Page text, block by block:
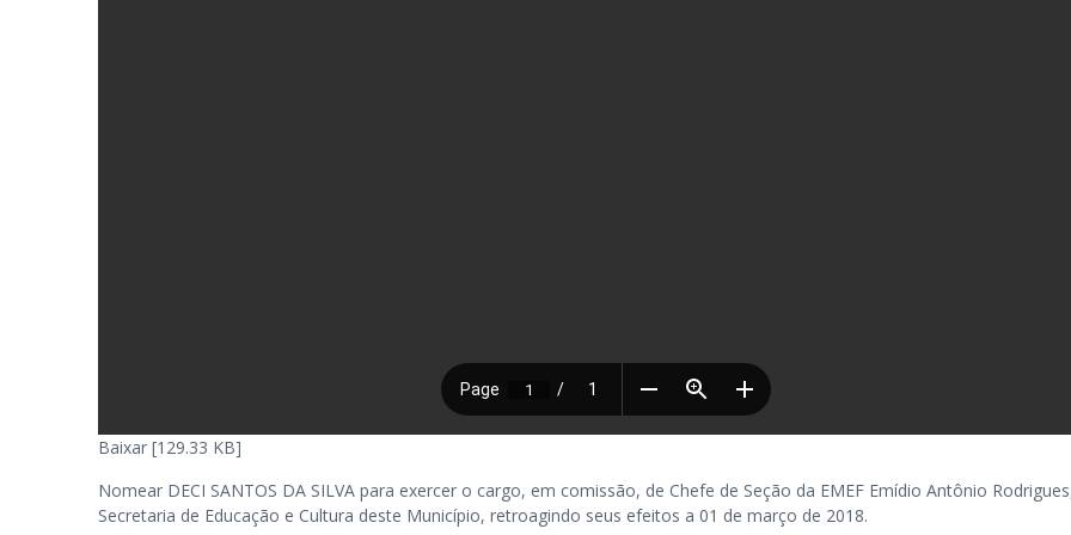
Baixar [129.33 KB]
Nomear DECI SANTOS DA SILVA para exercer o cargo, em comissão, de Chefe de Seção da EMEF Emídio Antônio
Secretaria de Educação e Cultura deste Município, retroagindo seus efeitos a 01 de março de 2018.